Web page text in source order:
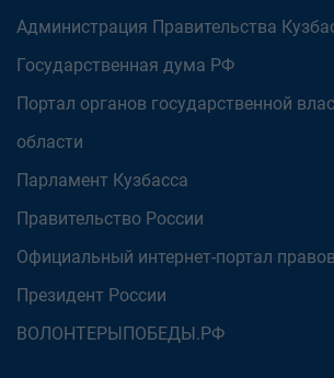
Администрация Правительства
Государственная дума РФ
Портал органов государственной
области
Парламент Кузбасса
Правительство России
Официальный интернет-портал
Президент России
ВОЛОНТЕРЫПОБЕДЫ.РФ